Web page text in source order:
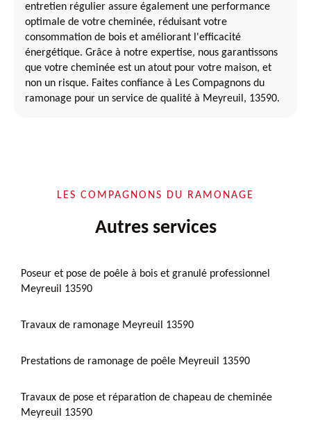
entretien régulier assure également une performance
optimale de votre cheminée, réduisant votre
consommation de bois et améliorant l'efficacité
énergétique. Grâce à notre expertise, nous garantissons
que votre cheminée est un atout pour votre maison, et
non un risque. Faites confiance à Les Compagnons du
ramonage pour un service de qualité à Meyreuil, 13590.
LES COMPAGNONS DU RAMONAGE
Autres services
Poseur et pose de poêle à bois et granulé professionnel
Meyreuil 13590
Travaux de ramonage Meyreuil 13590
Prestations de ramonage de poêle Meyreuil 13590
Travaux de pose et réparation de chapeau de cheminée
Meyreuil 13590